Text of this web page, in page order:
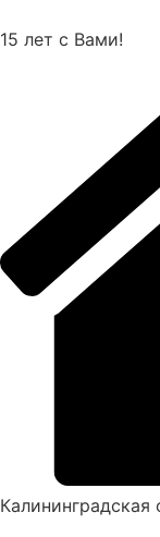
к15 лет с Вами!
Калининградская